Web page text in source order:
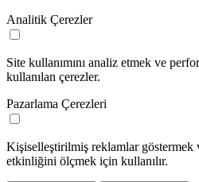
Analitik Çerezler
Site kullanımını analiz etmek ve
kullanılan çerezler.
Pazarlama Çerezleri
Kişiselleştirilmiş reklamlar göstermek
etkinliğini ölçmek için kullanılır.